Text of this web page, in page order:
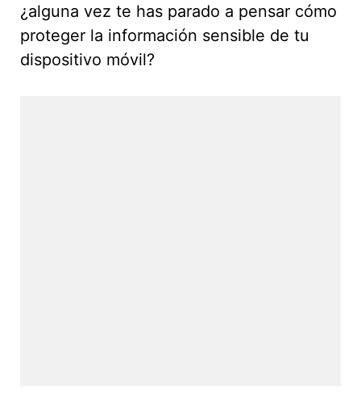
¿alguna vez te has parado a pensar cómo
proteger la información sensible de tu
dispositivo móvil?